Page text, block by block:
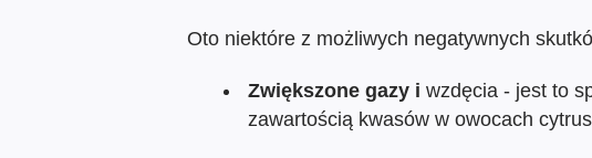
Oto niektóre z możliwych negatywnych
Zwiększone gazy i wzdęcia - jest to
zawartością kwasów w owocach